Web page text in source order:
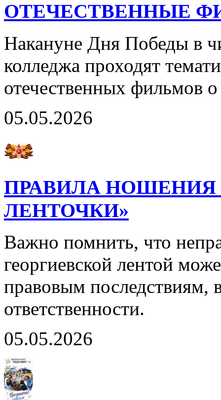
ОТЕЧЕСТВЕННЫЕ
Накануне Дня Победы в
колледжа проходят
отечественных фильмов
05.05.2026
ПРАВИЛА НОШЕНИЯ
ЛЕНТОЧКИ»
Важно помнить, что
георгиевской лентой
правовым последствиям,
ответственности.
05.05.2026